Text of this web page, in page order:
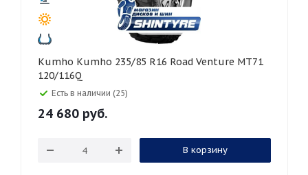
Kumho Kumho 235/85 R16 Road Venture MT71
120/116Q
Есть в наличии (25)
24 680 руб.
В корзину